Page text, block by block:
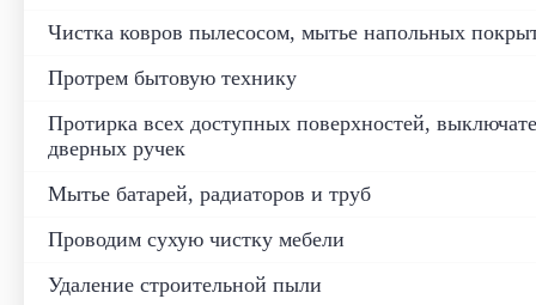
Чистка ковров пылесосом, мытье напольных
Протрем бытовую технику
Протирка всех доступных поверхностей,
дверных ручек
Мытье батарей, радиаторов и труб
Проводим сухую чистку мебели
Удаление строительной пыли